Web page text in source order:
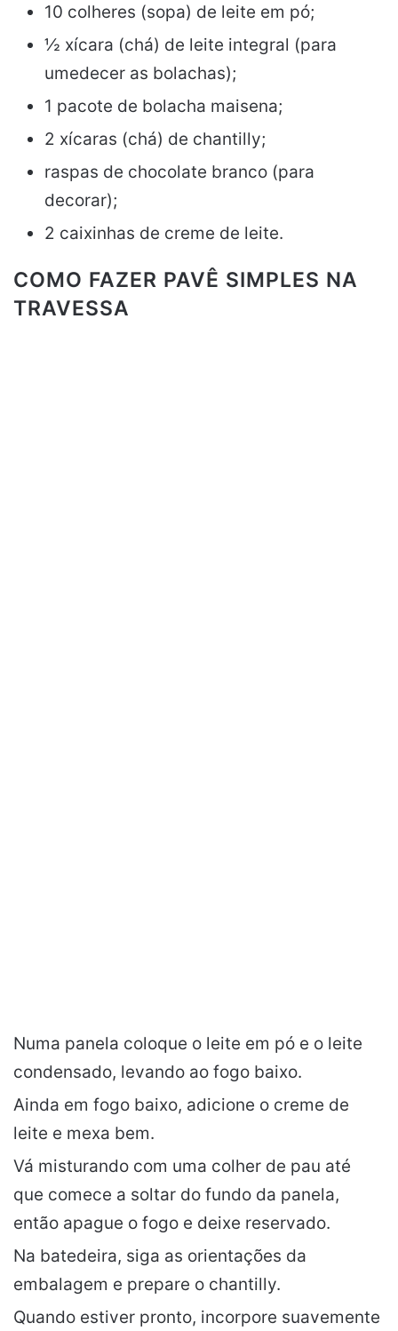
10 colheres (sopa) de leite em pó;
½ xícara (chá) de leite integral (para
umedecer as bolachas);
1 pacote de bolacha maisena;
2 xícaras (chá) de chantilly;
raspas de chocolate branco (para
decorar);
2 caixinhas de creme de leite.
COMO FAZER PAVÊ SIMPLES NA
TRAVESSA
Numa panela coloque o leite em pó e o leite
condensado, levando ao fogo baixo.
Ainda em fogo baixo, adicione o creme de
leite e mexa bem.
Vá misturando com uma colher de pau até
que comece a soltar do fundo da panela,
então apague o fogo e deixe reservado.
Na batedeira, siga as orientações da
embalagem e prepare o chantilly.
Quando estiver pronto, incorpore suavemente